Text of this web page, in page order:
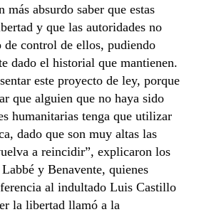
más absurdo saber que estas
y que las autoridades no
control de ellos, pudiendo
dado el historial que mantienen.
este proyecto de ley, porque
que alguien que no haya sido
humanitarias tenga que utilizar
dado que son muy altas las
a reincidir”, explicaron los
y Benavente, quienes
al indultado Luis Castillo
la libertad llamó a la